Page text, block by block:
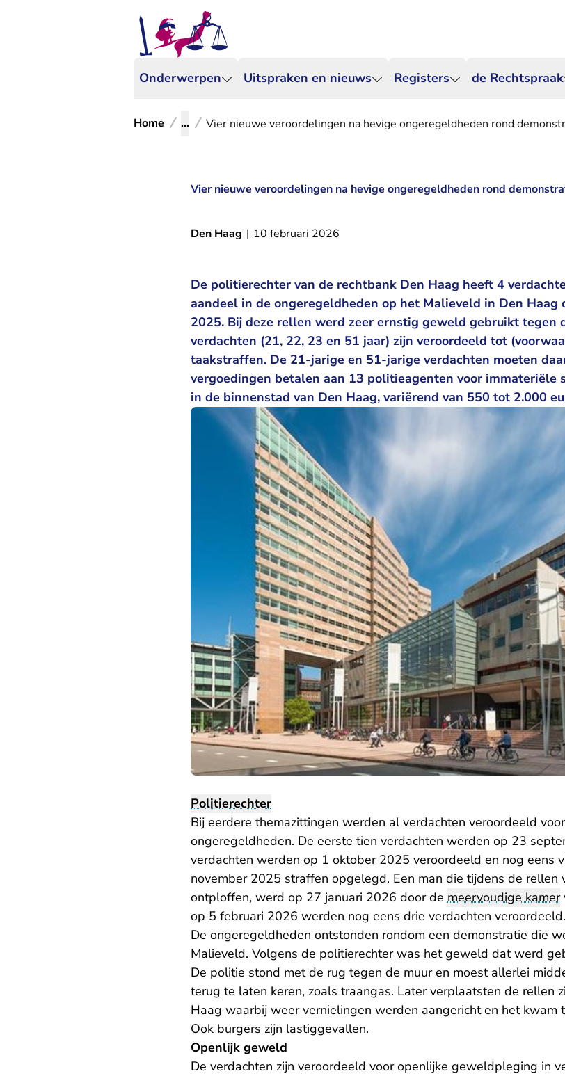
Onderwerpen Uitspraken en nieuws Registers de Rechtspraak
Home ... Vier nieuwe veroordelingen na hevige ongeregeldheden rond
Vier nieuwe veroordelingen na hevige ongeregeldheden rond
Den Haag | 10 februari 2026
De politierechter van de rechtbank Den Haag heeft 4
aandeel in de ongeregeldheden op het Malieveld in Den Haag
2025. Bij deze rellen werd zeer ernstig geweld gebruikt tegen
verdachten (21, 22, 23 en 51 jaar) zijn veroordeeld tot
taakstraffen. De 21-jarige en 51-jarige verdachten moeten
vergoedingen betalen aan 13 politieagenten voor immateriële
in de binnenstad van Den Haag, variërend van 550 tot 2.000
Politierechter
Bij eerdere themazittingen werden al verdachten veroordeeld
ongeregeldheden. De eerste tien verdachten werden op 23
verdachten werden op 1 oktober 2025 veroordeeld en nog eens
november 2025 straffen opgelegd. Een man die tijdens de
ontploffen, werd op 27 januari 2026 door de meervoudige kamer
op 5 februari 2026 werden nog eens drie verdachten veroordeeld.
De ongeregeldheden ontstonden rondom een demonstratie die
Malieveld. Volgens de politierechter was het geweld dat werd
De politie stond met de rug tegen de muur en moest allerlei
terug te laten keren, zoals traangas. Later verplaatsten de rellen
Haag waarbij weer vernielingen werden aangericht en het kwam
Ook burgers zijn lastiggevallen.
Openlijk geweld
De verdachten zijn veroordeeld voor openlijke geweldpleging in